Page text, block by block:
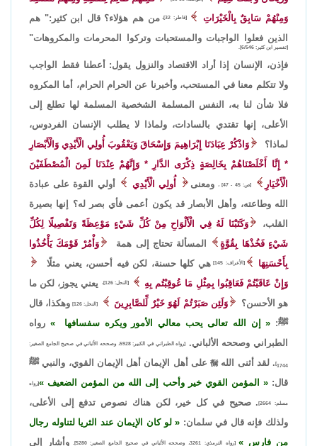
وَمِنْهُمْ سَابِقٌ بِالْخَيْرَاتِ
[فاطر: 32]،
من هم هؤلاء؟ قال ابن كثير:" هم
الذين فعلوا الواجبات والمستحبات وتركوا المحرمات والمكروهات"
[تفسير ابن كثير: 6/546].
فإذن، الإنسان إذا أراد الاقتصاد والنزول يقول: أعطنا فقط الواجب
ولا تتكلم معنا في المستحب، وأخبرنا عن الحرام الحرام، أما المكروه
فلا شأن لنا به، النفس المسلمة الشخصية المسلمة لها تطلع إلى
الأعلى، إنها تقتدي بالسادات، ولماذا لا يطلب الإنسان الفردوس،
لماذا؟
وَاذْكُرْ عِبَادَنَا إِبْرَاهِيمَ وَإِسْحَاقَ وَيَعْقُوبَ أُولِي الْأَيْدِي وَالْأَبْصَارِ
* إِنَّا أَخْلَصْنَاهُمْ بِخَالِصَةٍ ذِكْرَى الدَّارِ * وَإِنَّهُمْ عِنْدَنَا لَمِنَ الْمُصْطَفَيْنَ
الْأَخْيَارِ
[ص: 45 - 47] ، ومعنى أُولِي الْأَيْدِي
أولي القوة على عبادة
الله وطاعته، وأهل الأبصار قد يكون أعمى فأي بصر له؟ إنها بصيرة
القلب،
وَكَتَبْنَا لَهُ فِي الْأَلْوَاحِ مِنْ كُلِّ شَيْءٍ مَوْعِظَةً وَتَفْصِيلًا لِكُلِّ
شَيْءٍ فَخُذْهَا بِقُوَّةٍ
المسألة تحتاج إلى همة
وَأْمُرْ قَوْمَكَ يَأْخُذُوا
بِأَحْسَنِهَا
[الأعراف: 145]
هي كلها حسنة، لكن فيه أحسن، يعني مثلًا
وَإِنْ عَاقَبْتُمْ فَعَاقِبُوا بِمِثْلِ مَا عُوقِبْتُم بِهِ
[النحل: 126]،
يعني يجوز، لكن ما
هو الأحسن؟
وَلَئِن صَبَرْتُمْ لَهُوَ خَيْرٌ لِّلصَّابِرِينَ [النحل: 126]
وهكذا، قال
ﷺ:
إن الله تعالى يحب معالي الأمور ويكره سفسافها
رواه
الطبراني وصححه الألباني.
[رواه الطبراني في الكبير: 5928، وصححه الألباني في صحيح الجامع الصغير:
1744] . لقد أثنى الله على أهل الإيمان أهل الإيمان القوي، والنبي ﷺ
قال:
المؤمن القوي خير وأحب إلى الله من المؤمن الضعيف [رواه
مسلم: 2664]
. صحيح في كل خير، لكن هناك نصوص تدفع إلى الأعلى،
ولذلك فإنه قال في سلمان:
لو كان الإيمان عند الثريا لتناوله رجال
من فارس
[رواه الترمذي: 3261، وصححه الألباني في صحيح الجامع الصغير: 5280].
وأشار إلى